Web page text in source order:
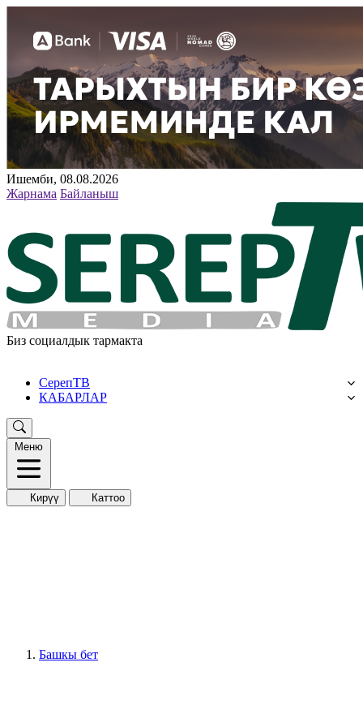
Ишемби, 08.08.2026
Жарнама Байланыш
Биз социалдык тармакта
СерепТВ
КАБАРЛАР
Меню
Кирүү Каттоо
Башкы бет